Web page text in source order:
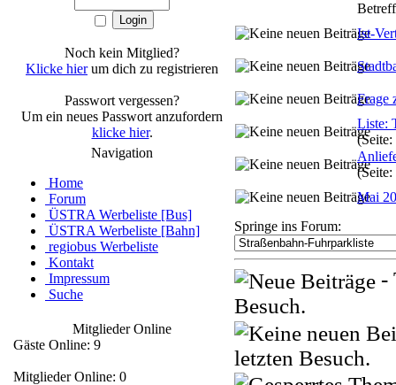
Noch kein Mitglied?
Klicke hierum dich zu registrieren
Passwort vergessen?
Um ein neues Passwort anzufordern
klicke hier.
Navigation
Home
Forum
ÜSTRA Werbeliste [Bus]
ÜSTRA Werbeliste [Bahn]
regiobus Werbeliste
Kontakt
Impressum
Suche
Mitglieder Online
Gäste Online: 9
Mitglieder Online: 0
Betreff
Ist-
Frage
Liste:
(Seite:
(Seite:
Mai
Springe ins Forum:
-
Besuch.
letzten Besuch.